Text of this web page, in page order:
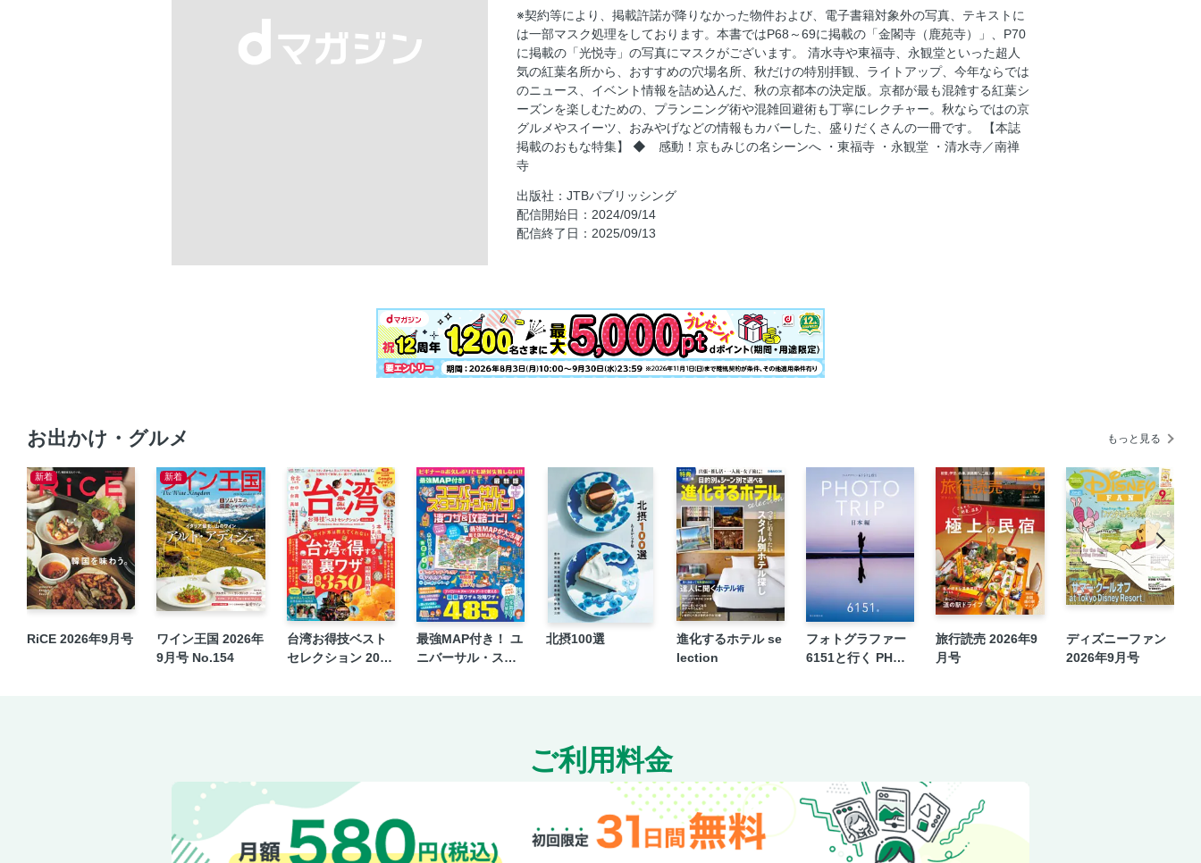
感動！極上の紅世界 京もみじの名シーンへ／天龍寺／くろ谷金戒光明寺／無鄰菴／天
授庵
感動！極上の紅世界 京もみじの名シーンへ／嵐山 祐斎亭／瑠璃光院／実相院／雲龍
院／正寿院／源光庵
感動！極上の紅世界 京もみじの名シーンへ／祇王寺／毘沙門堂／真如堂
感動！極上の紅世界 京もみじの名シーンへ／紫式部・源氏物語ゆかりの紅葉スポット
感動！極上の紅世界 京もみじのライトアップ／東山・嵐山嵯峨エリア・京都駅周辺・
金閣寺周辺
秋の京都プランニング／Q1いつ行く？
秋の京都プランニング／Q2どう回る？
秋の京都プランニング／Q3どんなプランにする？
紅葉名所ガイド／東福寺・京都駅 周辺
紅葉名所ガイド／永観堂・南禅寺 周辺
紅葉名所ガイド／嵐山 周辺
紅葉名所ガイド／金閣寺・大徳寺 周辺
紅葉名所ガイド／詩仙堂 周辺
紅葉名所ガイド／大原・三千院 周辺
紅葉名所ガイド／貴船神社・鞍馬 周辺
紅葉名所ガイド／神護寺 周辺
秋に食べたい京グルメ／秋限定パフェ図鑑
秋に食べたい京グルメ／京懐石＆京弁当
秋に食べたい京グルメ／町家ごはん
秋に食べたい京グルメ／湯豆腐
秋に食べたい京グルメ／あったか丼&麺
※契約等により、掲載許諾が降りなかった物件および、電子書籍対象外の写真、テキストに
は一部マスク処理をしております。本書ではP68～69に掲載の「金閣寺（鹿苑寺）」、P70
に掲載の「光悦寺」の写真にマスクがございます。 清水寺や東福寺、永観堂といった超人
気の紅葉名所から、おすすめの穴場名所、秋だけの特別拝観、ライトアップ、今年ならでは
のニュース、イベント情報を詰め込んだ、秋の京都本の決定版。京都が最も混雑する紅葉シ
ーズンを楽しむための、プランニング術や混雑回避術も丁寧にレクチャー。秋ならではの京
グルメやスイーツ、おみやげなどの情報もカバーした、盛りだくさんの一冊です。 【本誌
掲載のおもな特集】 ◆ 感動！京もみじの名シーンへ ・東福寺 ・永観堂 ・清水寺／南禅
寺
出版社：JTBパブリッシング
配信開始日：2024/09/14
配信終了日：2025/09/13
お出かけ・グルメ もっと見る
新着
RiCE 2026年9月号
新着
ワイン王国 2026年
9月号 No.154
台湾お得技ベスト
セレクション 2026
最強MAP付き！ ユ
ニバーサル・スタ
北摂100選
進化するホテル se
lection
フォトグラファー
6151と行く PHOT
旅行読売 2026年9
月号
ディズニーファン
2026年9月号
ご利用料金